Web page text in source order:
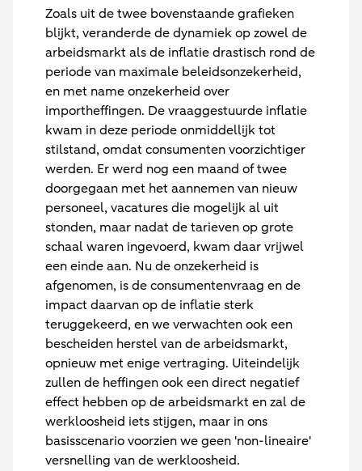
Zoals uit de twee bovenstaande grafieken
blijkt, veranderde de dynamiek op zowel de
arbeidsmarkt als de inflatie drastisch rond de
periode van maximale beleidsonzekerheid,
en met name onzekerheid over
importheffingen. De vraaggestuurde inflatie
kwam in deze periode onmiddellijk tot
stilstand, omdat consumenten voorzichtiger
werden. Er werd nog een maand of twee
doorgegaan met het aannemen van nieuw
personeel, vacatures die mogelijk al uit
stonden, maar nadat de tarieven op grote
schaal waren ingevoerd, kwam daar vrijwel
een einde aan. Nu de onzekerheid is
afgenomen, is de consumentenvraag en de
impact daarvan op de inflatie sterk
teruggekeerd, en we verwachten ook een
bescheiden herstel van de arbeidsmarkt,
opnieuw met enige vertraging. Uiteindelijk
zullen de heffingen ook een direct negatief
effect hebben op de arbeidsmarkt en zal de
werkloosheid iets stijgen, maar in ons
basisscenario voorzien we geen 'non-lineaire'
versnelling van de werkloosheid.